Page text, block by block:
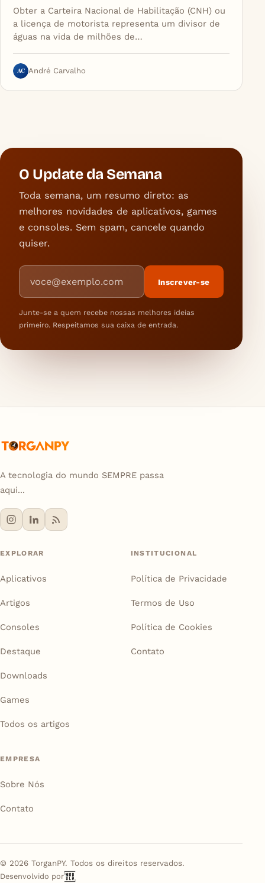
Obter a Carteira Nacional de Habilitação (CNH) ou
a licença de motorista representa um divisor de
águas na vida de milhões de…
AC André Carvalho
O Update da Semana
Toda semana, um resumo direto: as
melhores novidades de aplicativos, games
e consoles. Sem spam, cancele quando
quiser.
Endereço de e-mail
Inscrever-se
Junte-se a quem recebe nossas melhores ideias
primeiro. Respeitamos sua caixa de entrada.
A tecnologia do mundo SEMPRE passa
aqui...
EXPLORAR
Aplicativos
Artigos
Consoles
Destaque
Downloads
Games
Todos os artigos
INSTITUCIONAL
Política de Privacidade
Termos de Uso
Política de Cookies
Contato
EMPRESA
Sobre Nós
Contato
© 2026 TorganPY. Todos os direitos reservados.
Desenvolvido por